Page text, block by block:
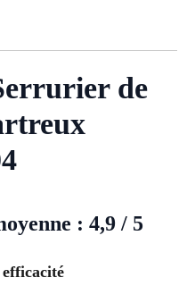
de
: 4,9 / 5